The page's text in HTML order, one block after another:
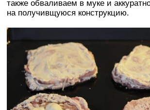
также обваливаем в муке и
на получивщуюся конструкцию.